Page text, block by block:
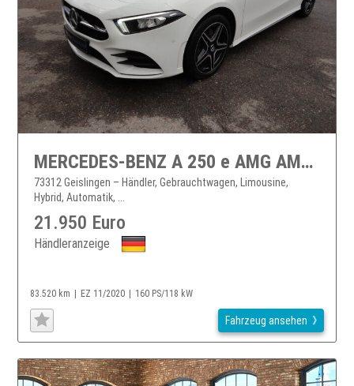
MERCEDES-BENZ A 250 e AMG AMG/NIGHT/LED/SHZ/RFK
73312 Geislingen – Händler, Gebrauchtwagen, Limousine,
Hybrid, Automatik, ...
21.950 Euro
Händleranzeige
83.520 km EZ 11/2020 160 PS/118 kW
Fahrzeug ansehen